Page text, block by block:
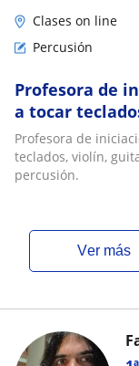
Clases on line
Percusión
Profesora de
a tocar
instrumentos
Profesora de
teclados, violín,
percusión.
ver más